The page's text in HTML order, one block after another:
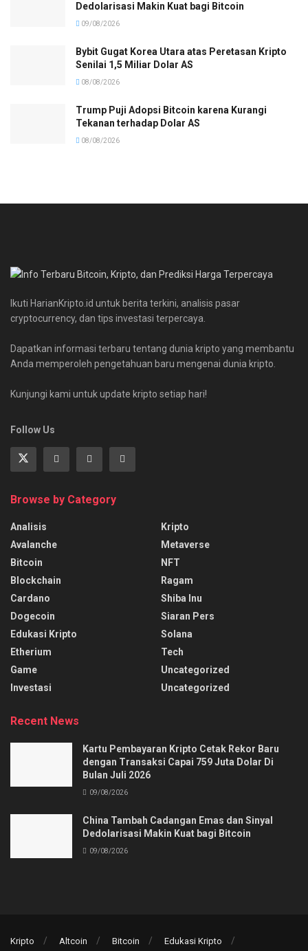
Dedolarisasi Makin Kuat bagi Bitcoin
09/08/2026
Bybit Gugat Korea Utara atas Peretasan Kripto
Senilai 1,5 Miliar Dolar AS
08/08/2026
Trump Puji Adopsi Bitcoin karena Kurangi
Tekanan terhadap Dolar AS
08/08/2026
Ikuti HarianKripto.id untuk berita terkini, analisis pasar
cryptocurrency, dan tips investasi terpercaya.
Dapatkan informasi terbaru tentang dunia kripto yang membantu
Anda memperoleh pengetahuan baru mengenai dunia kripto.
Kunjungi kami untuk update kripto setiap hari!
Follow Us
Browse by Category
Analisis
Avalanche
Bitcoin
Blockchain
Cardano
Dogecoin
Edukasi Kripto
Etherium
Game
Investasi
Kripto
Metaverse
NFT
Ragam
Shiba Inu
Siaran Pers
Solana
Tech
Uncategorized
Uncategorized
Recent News
Kartu Pembayaran Kripto Cetak Rekor Baru
dengan Transaksi Capai 759 Juta Dolar Di
Bulan Juli 2026
09/08/2026
China Tambah Cadangan Emas dan Sinyal
Dedolarisasi Makin Kuat bagi Bitcoin
09/08/2026
Kripto Altcoin Bitcoin Edukasi Kripto